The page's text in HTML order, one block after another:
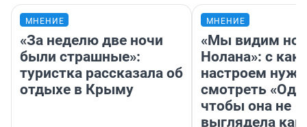
МНЕНИЕ
«За неделю две ночи
были страшные»:
туристка рассказала об
отдыхе в Крыму
МНЕНИЕ
«Мы видим
Нолана»: с
настроем
смотреть
чтобы она не
выглядела как